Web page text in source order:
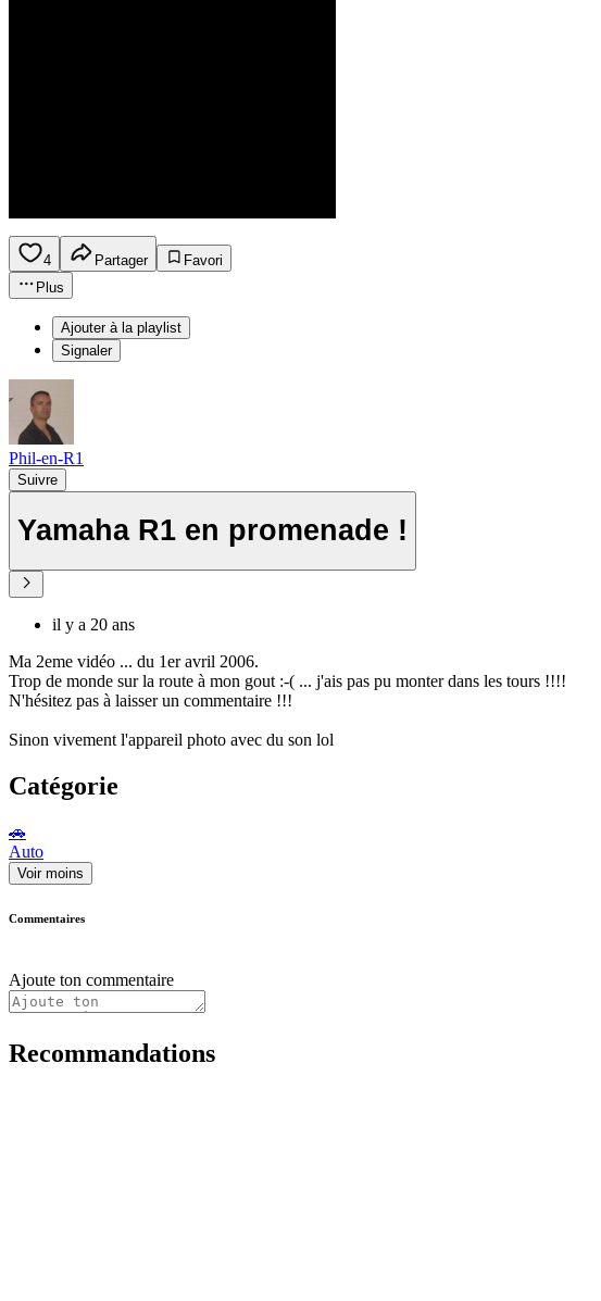
4 Partager
Favori
Plus
Ajouter à la playlist
Signaler
Phil-en-R1
Suivre
Yamaha R1 en promenade !
il y a 20 ans
Ma 2eme vidéo ... du 1er avril 2006.
Trop de monde sur la route à mon gout :-( ... j'ais pas pu monter dans les tours !!!!
N'hésitez pas à laisser un commentaire !!!
Sinon vivement l'appareil photo avec du son lol
Catégorie
🚗
Auto
Voir moins
Commentaires
Ajoute ton commentaire
Recommandations